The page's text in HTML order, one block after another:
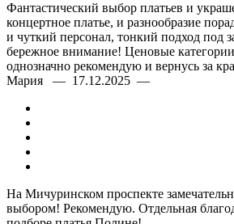
Фантастический выбор платьев и
концертное платье, и разнообразие
и чуткий персонал, тонкий подход под
бережное внимание! Ценовые
однозначно рекомендую и вернусь за
Мария — 17.12.2025 —
На Мичуринском проспекте
выбором! Рекомендую. Отдельная